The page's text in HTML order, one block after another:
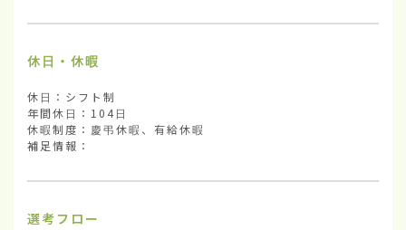
休日・休暇
休日：シフト制
年間休日：104日
休暇制度：慶弔休暇、有給休暇
補足情報：
選考フロー